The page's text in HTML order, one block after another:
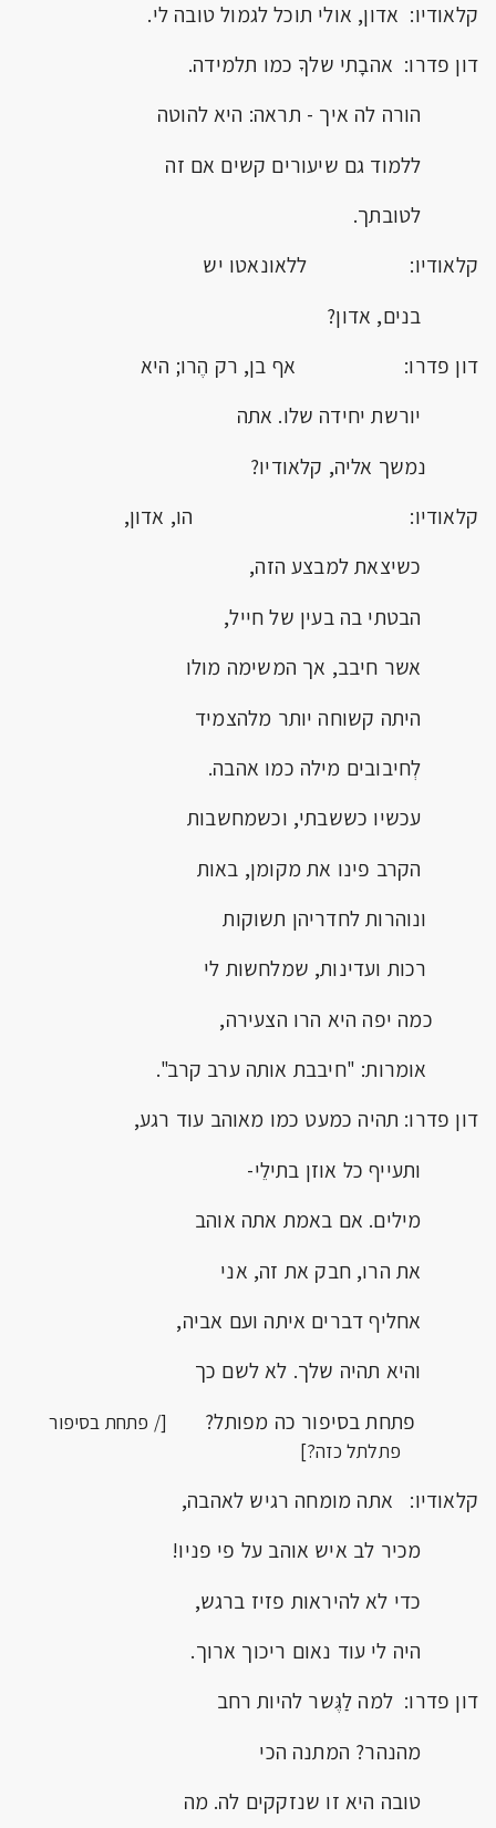
קלאודיו: אדון, אולי תוכל לגמול טובה לי.
דון פדרו: אהבָתי שלךָ כמו תלמידה.
הורה לה איך - תראה: היא להוטה
ללמוד גם שיעורים קשים אם זה
לטובתך.
קלאודיו: ללאונאטו יש
בנים, אדון?
דון פדרו: אף בן, רק הֶרו; היא
יורשת יחידה שלו. אתה
נמשך אליה, קלאודיו?
קלאודיו: הו, אדון,
כשיצאת למבצע הזה,
הבטתי בה בעין של חייל,
אשר חיבב, אך המשימה מולו
היתה קשוחה יותר מלהצמיד
לְחיבובים מילה כמו אהבה.
עכשיו כששבתי, וכשמחשבות
הקרב פינו את מקומן, באות
ונוהרות לחדריהן תשוקות
רכות ועדינות, שמלחשות לי
כמה יפה היא הרו הצעירה,
אומרות: "חיבבת אותה ערב קרב".
דון פדרו: תהיה כמעט כמו מאוהב עוד רגע,
ותעייף כל אוזן בתילֵי-
מילים. אם באמת אתה אוהב
את הרו, חבק את זה, אני
אחליף דברים איתה ועם אביה,
והיא תהיה שלך. לא לשם כך
פתחת בסיפור כה מפותל?
[/ פתחת בסיפור
פתלתל כזה?]
קלאודיו: אתה מומחה רגיש לאהבה,
מכיר לב איש אוהב על פי פניו!
כדי לא להיראות פזיז ברגש,
היה לי עוד נאום ריכוך ארוך.
דון פדרו: למה לַגֶּשר להיות רחב
מהנהר? המתנה הכי
טובה היא זו שנזקקים לה. מה